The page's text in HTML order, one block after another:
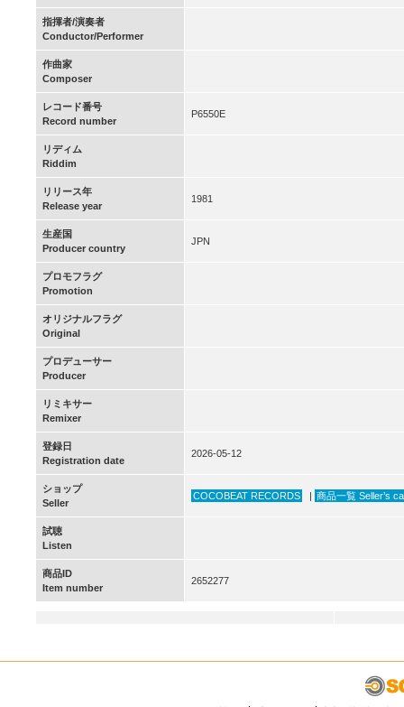
指揮者/演奏者
Conductor/Performer
作曲家
Composer
レコード番号
Record number
P6550E
リディム
Riddim
リリース年
Release year
1981
生産国
Producer country
JPN
プロモフラグ
Promotion
オリジナルフラグ
Original
プロデューサー
Producer
リミキサー
Remixer
登録日
Registration date
2026-05-12
ショップ
Seller
COCOBEAT RECORDS | 商品一覧 Seller’s
試聴
Listen
商品ID
Item number
2652277